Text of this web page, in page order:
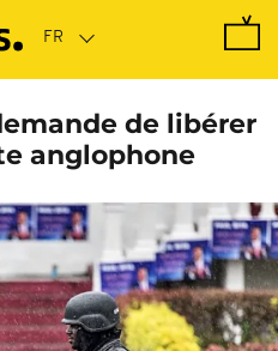
de libérer
anglophone